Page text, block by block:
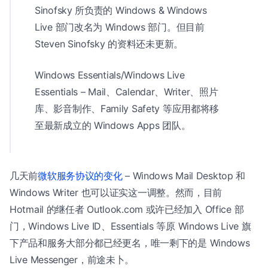
Sinofsky 所负责的 Windows & Windows
Live 部门改名为 Windows 部门。但目前
Steven Sinofsky 的资料还未更新。
Windows Essentials/Windows Live
Essentials – Mail、Calendar、Writer、照片
库、影音制作、Family Safety 等应用都将移
至最新成立的 Windows Apps 团队。
几天前微软服务协议的变化– Windows Mail Desktop 和
Windows Writer 也可以证实这一调整。然而，目前
Hotmail 的继任者 Outlook.com 或许已经加入 Office 部
门，Windows Live ID、Essentials 等原 Windows Live 旗
下产品和服务大部分都已经更名，唯一剩下的是 Windows
Live Messenger，前途未卜。